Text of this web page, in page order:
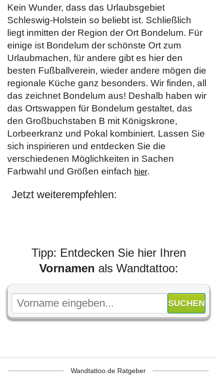
Kein Wunder, dass das Urlaubsgebiet
Schleswig-Holstein so beliebt ist. Schließlich
liegt inmitten der Region der Ort Bondelum. Für
einige ist Bondelum der schönste Ort zum
Urlaubmachen, für andere gibt es hier den
besten Fußballverein, wieder andere mögen die
regionale Küche ganz besonders. Wir finden, all
das zeichnet Bondelum aus! Deshalb haben wir
das Ortswappen für Bondelum gestaltet, das
den Großbuchstaben B mit Königskrone,
Lorbeerkranz und Pokal kombiniert. Lassen Sie
sich inspirieren und entdecken Sie die
verschiedenen Möglichkeiten in Sachen
Farbwahl und Größen einfach hier.
Jetzt weiterempfehlen:
Tipp: Entdecken Sie hier Ihren
Vornamen als Wandtattoo:
Wandtattoo.de Ratgeber